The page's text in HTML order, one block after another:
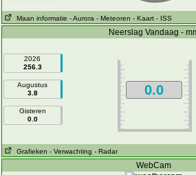
Maan informatie - Aurora - Meteoren - Kaart - ISS
Neerslag Vandaag -
2026
256.3
Augustus
3.8
Gisteren
0.0
0.0
Grafieken - Verwachting - Radar
WebCam